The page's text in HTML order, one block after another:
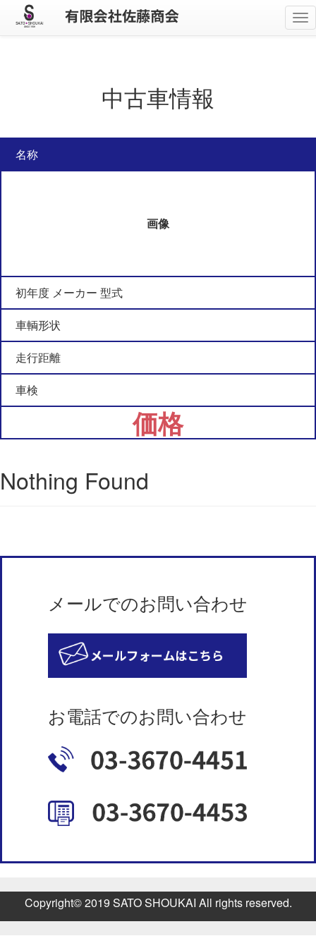
メ
ニ
中古車情報
名称
画像
初年度 メーカー 型式
車輌形状
走行距離
車検
価格
Nothing Found
メールでのお問い合わせ
お電話でのお問い合わせ
Copyright© 2019 SATO SHOUKAI All rights reserved.